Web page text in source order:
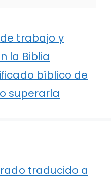
trabajo y
la Biblia
bíblico de
superarla
traducido a